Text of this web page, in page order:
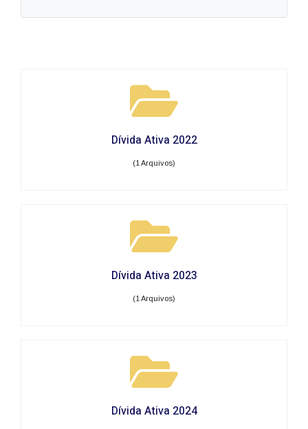
Dívida Ativa 2022
(1 Arquivos)
Dívida Ativa 2023
(1 Arquivos)
Dívida Ativa 2024